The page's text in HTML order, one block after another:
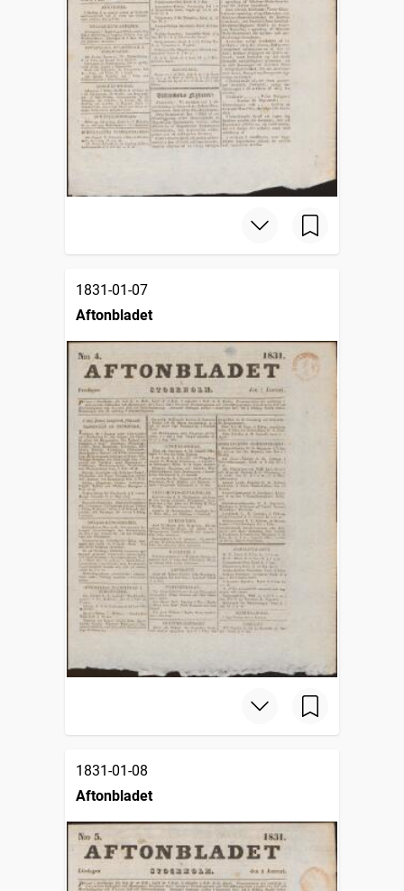
1831-01-07
Aftonbladet
1831-01-08
Aftonbladet